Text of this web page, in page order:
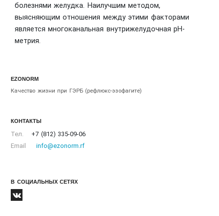
болезнями желудка. Наилучшим методом,
выясняющим отношения между этими факторами
является многоканальная внутрижелудочная pH-
метрия.
EZONORM
Качество жизни при ГЭРБ (рефлюкс-эзофагите)
КОНТАКТЫ
Тел.
+7 (812) 335-09-06
Email
info@ezonorm.rf
В СОЦИАЛЬНЫХ СЕТЯХ